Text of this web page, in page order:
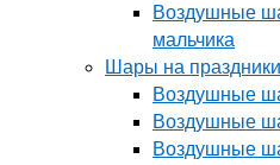
Воздушные
мальчика
Шары на
Воздушные
Воздушные
Воздушные